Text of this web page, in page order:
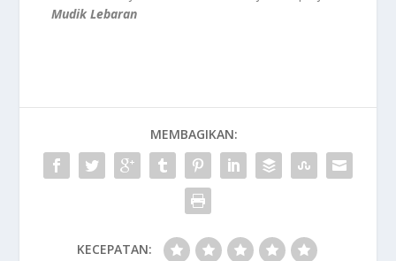
Mudik Lebaran
MEMBAGIKAN:
KECEPATAN: